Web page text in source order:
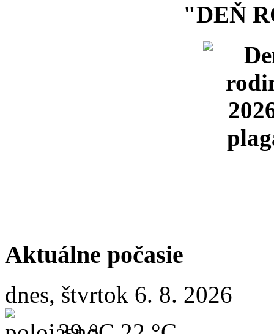
"DEŇ
Aktuálne počasie
dnes, štvrtok 6. 8. 2026